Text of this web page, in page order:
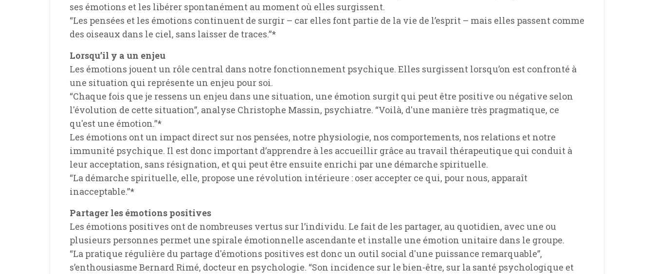
ses émotions et les libérer spontanément au moment où elles surgissent.
“Les pensées et les émotions continuent de surgir – car elles font partie de la vie de l’esprit – mais elles passent comme
des oiseaux dans le ciel, sans laisser de traces.”*
Lorsqu’il y a un enjeu
Les émotions jouent un rôle central dans notre fonctionnement psychique. Elles surgissent lorsqu’on est confronté à
une situation qui représente un enjeu pour soi.
“Chaque fois que je ressens un enjeu dans une situation, une émotion surgit qui peut être positive ou négative selon
l'évolution de cette situation”, analyse Christophe Massin, psychiatre. “Voilà, d'une manière très pragmatique, ce
qu'est une émotion.”*
Les émotions ont un impact direct sur nos pensées, notre physiologie, nos comportements, nos relations et notre
immunité psychique. Il est donc important d’apprendre à les accueillir grâce au travail thérapeutique qui conduit à
leur acceptation, sans résignation, et qui peut être ensuite enrichi par une démarche spirituelle.
“La démarche spirituelle, elle, propose une révolution intérieure : oser accepter ce qui, pour nous, apparaît
inacceptable.”*
Partager les émotions positives
Les émotions positives ont de nombreuses vertus sur l’individu. Le fait de les partager, au quotidien, avec une ou
plusieurs personnes permet une spirale émotionnelle ascendante et installe une émotion unitaire dans le groupe.
“La pratique régulière du partage d'émotions positives est donc un outil social d'une puissance remarquable”,
s’enthousiasme Bernard Rimé, docteur en psychologie. “Son incidence sur le bien-être, sur la santé psychologique et